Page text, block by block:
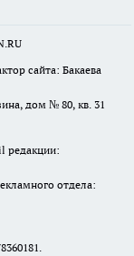
сайта: Бакаева
дом № 80, кв. 31
редакции:
отдела: